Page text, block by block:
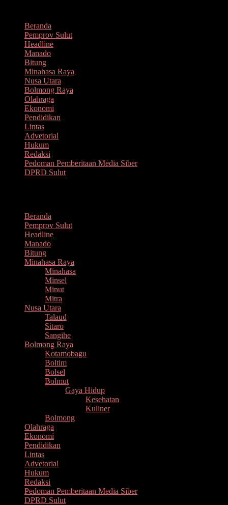
kontenBeranda
Pemprov Sulut
Headline
Manado
Bitung
Minahasa Raya
Nusa Utara
Bolmong Raya
Olahraga
Ekonomi
Pendidikan
Lintas
Advetorial
Hukum
Redaksi
Pedoman Pemberitaan Media Siber
DPRD Sulut
Beranda
Pemprov Sulut
Headline
Manado
Bitung
Minahasa Raya
Minahasa
Minsel
Minut
Mitra
Nusa Utara
Talaud
Sitaro
Sangihe
Bolmong Raya
Kotamobagu
Boltim
Bolsel
Bolmut
Gaya Hidup
Kesehatan
Kuliner
Bolmong
Olahraga
Ekonomi
Pendidikan
Lintas
Advetorial
Hukum
Redaksi
Pedoman Pemberitaan Media Siber
DPRD Sulut